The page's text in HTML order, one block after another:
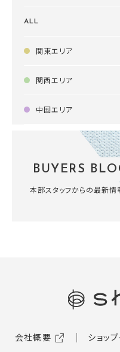
ALL
関東エリア
関西エリア
中国エリア
BUYERS
本部スタッフからの最新情
会社概要 ショッ